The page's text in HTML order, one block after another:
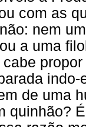
com as
nem
a uma
de uma
quinhão?